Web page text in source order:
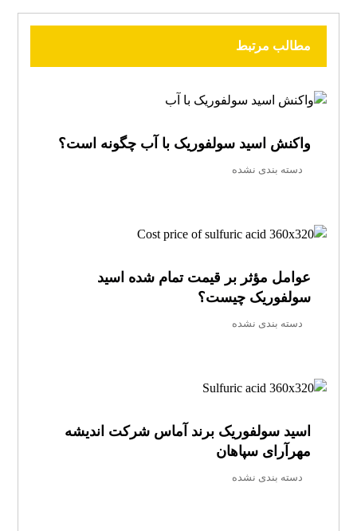
مطالب مرتبط
واکنش اسید سولفوریک با آب چگونه است؟
دسته بندی نشده
عوامل مؤثر بر قیمت تمام‌ شده اسید
سولفوریک چیست؟
دسته بندی نشده
اسید سولفوریک برند آماس شرکت اندیشه
مهرآرای سپاهان
دسته بندی نشده